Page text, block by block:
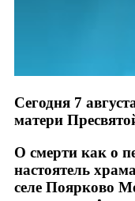
Сегодня 7
матери
О смерти как о
настоятель
селе Поярково